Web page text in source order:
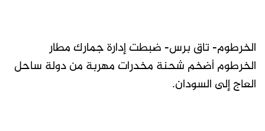
الخرطوم- تاق برس- ضبطت إدارة جمارك مطار
الخرطوم أضخم شحنة مخدرات مهربة من دولة ساحل
العاج إلى السودان.